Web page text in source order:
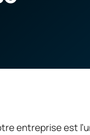
entreprise est